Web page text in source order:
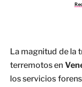
La magnitud de la
terremotos en
los servicios